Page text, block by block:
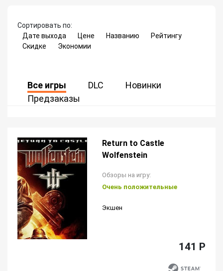
Сортировать по:
Дате выхода
Цене Названию
Рейтингу
Скидке
Экономии
Все игры DLC
Новинки
Предзаказы
Return to Castle
Wolfenstein
Обзоры на игру:
Очень положительные
Экшен
141 P